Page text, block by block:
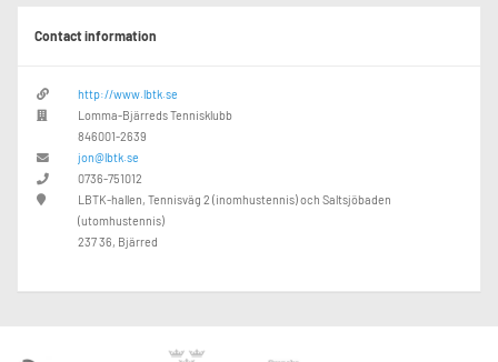
Contact information
http://www.lbtk.se
Lomma-Bjärreds Tennisklubb
846001-2639
jon@lbtk.se
0736-751012
LBTK-hallen, Tennisväg 2 (inomhustennis) och Saltsjöbaden
(utomhustennis)
237 36, Bjärred